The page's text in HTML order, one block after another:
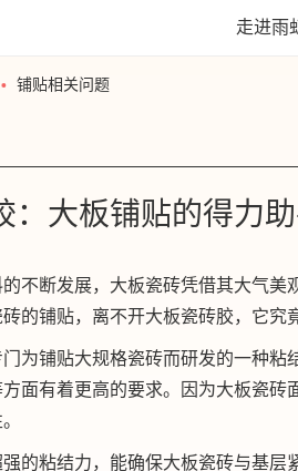
走进雨
铺贴相关问题
：大板铺贴的得力
不断发展，大板瓷砖凭借其大气
的铺贴，离不开大板瓷砖胶，它究
为铺贴大规格瓷砖而研发的一种
面有着更高的要求。因为大板瓷
的粘结力，能确保大板瓷砖与基